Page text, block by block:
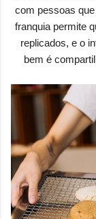
com pessoas
franquia permite
replicados, e o
bem é